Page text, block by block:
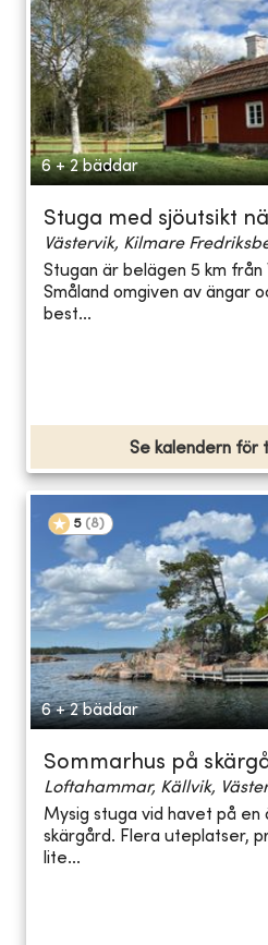
6 + 2 bäddar
Stuga med sjöutsikt
Västervik, Kilmare
Stugan är belägen 5 km från
Småland omgiven av ängar
best...
Se kalendern för
5 (8)
6 + 2 bäddar
Sommarhus på
Loftahammar, Källvik,
Mysig stuga vid havet på en
skärgård. Flera uteplatser,
lite...